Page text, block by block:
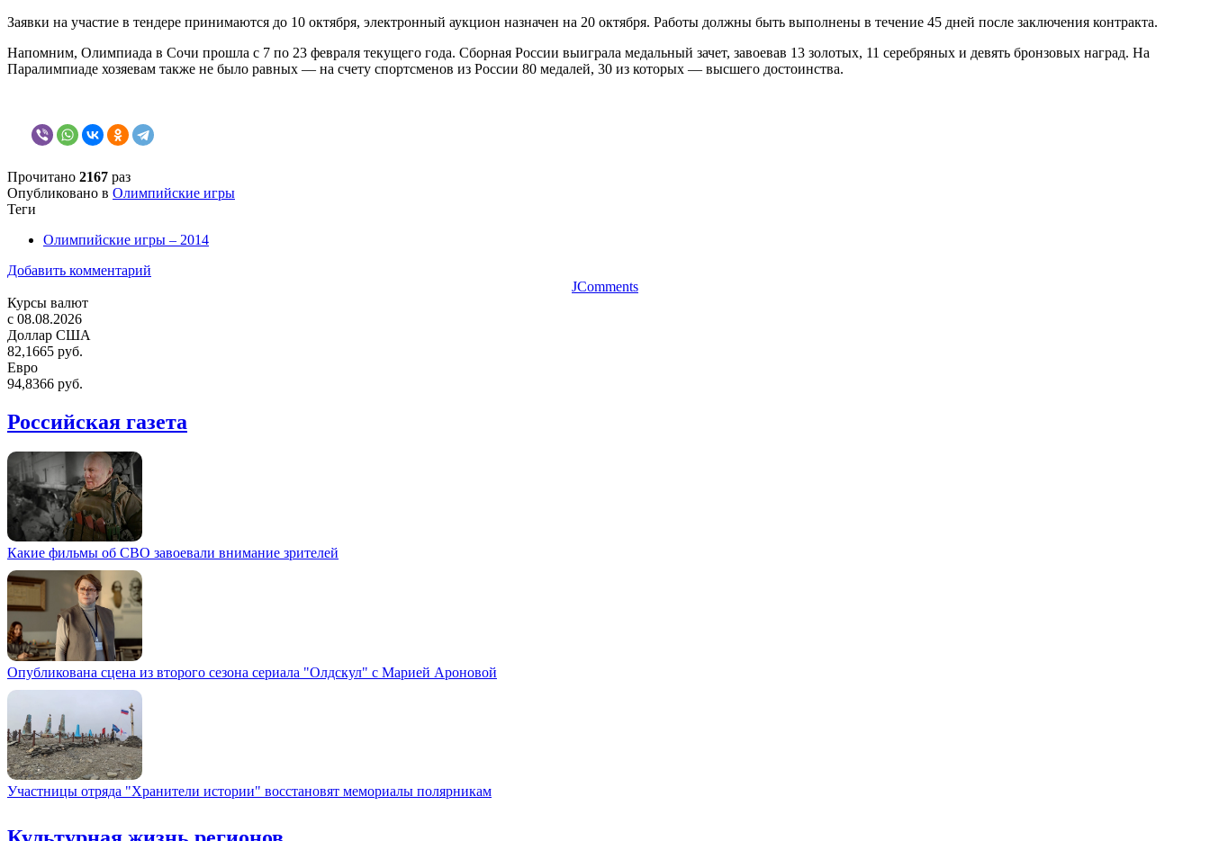
Заявки на участие в тендере принимаются до 10 октября, электронный аукцион назначен на 20 октября. Работы должны быть выполнены в течение 45 дней после заключения контракта.
Напомним, Олимпиада в Сочи прошла с 7 по 23 февраля текущего года. Сборная России выиграла медальный зачет, завоевав 13 золотых, 11 серебряных и девять бронзовых наград. На
Паралимпиаде хозяевам также не было равных — на счету спортсменов из России 80 медалей, 30 из которых — высшего достоинства.
Прочитано 2167 раз
Опубликовано в Олимпийские игры
Теги
Олимпийские игры – 2014
Добавить комментарий
JComments
Курсы валют
c 08.08.2026
Доллар США
82,1665 руб.
Евро
94,8366 руб.
Российская газета
Какие фильмы об СВО завоевали внимание зрителей
Опубликована сцена из второго сезона сериала "Олдскул" с Марией Ароновой
Участницы отряда "Хранители истории" восстановят мемориалы полярникам